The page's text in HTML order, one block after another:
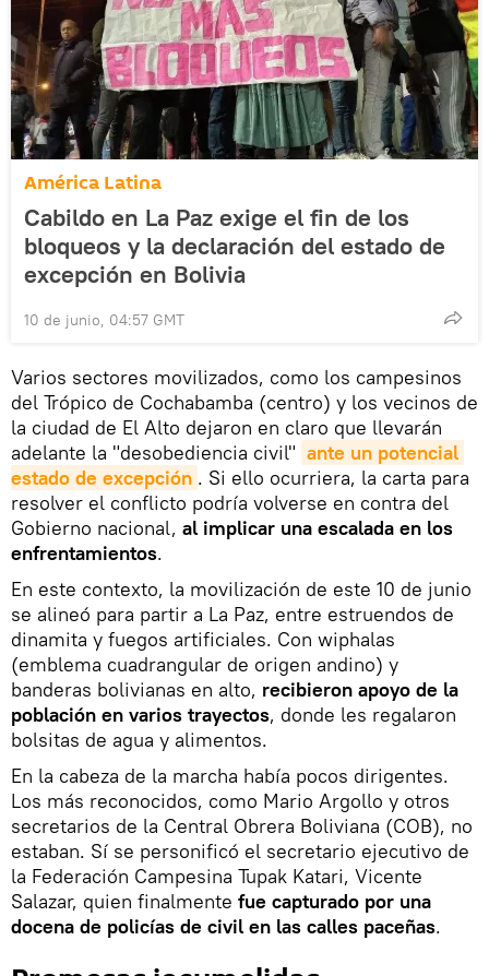
América Latina
Cabildo en La Paz exige el fin de los
bloqueos y la declaración del estado de
excepción en Bolivia
10 de junio, 04:57 GMT
Varios sectores movilizados, como los campesinos
del Trópico de Cochabamba (centro) y los vecinos de
la ciudad de El Alto dejaron en claro que llevarán
adelante la "desobediencia civil" ante un potencial
estado de excepción . Si ello ocurriera, la carta para
resolver el conflicto podría volverse en contra del
Gobierno nacional, al implicar una escalada en los
enfrentamientos.
En este contexto, la movilización de este 10 de junio
se alineó para partir a La Paz, entre estruendos de
dinamita y fuegos artificiales. Con wiphalas
(emblema cuadrangular de origen andino) y
banderas bolivianas en alto, recibieron apoyo de la
población en varios trayectos, donde les regalaron
bolsitas de agua y alimentos.
En la cabeza de la marcha había pocos dirigentes.
Los más reconocidos, como Mario Argollo y otros
secretarios de la Central Obrera Boliviana (COB), no
estaban. Sí se personificó el secretario ejecutivo de
la Federación Campesina Tupak Katari, Vicente
Salazar, quien finalmente fue capturado por una
docena de policías de civil en las calles paceñas.